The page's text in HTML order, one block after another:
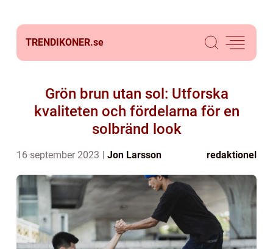
TRENDIKONER.se
Grön brun utan sol: Utforska
kvaliteten och fördelarna för en
solbränd look
16 september 2023 Jon Larsson redaktionel